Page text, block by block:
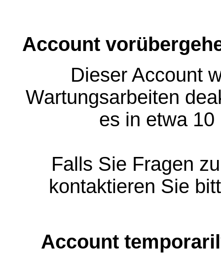
Account
Dieser Account
Wartungsarbeiten
es in etwa
Falls Sie Fragen
kontaktieren Sie
Account